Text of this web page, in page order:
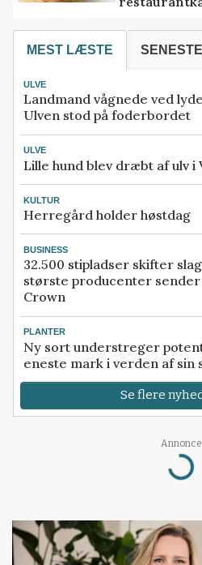
MEST LÆSTE
ULVE
Landmand vågnede ved
Ulven stod på foderbordet
ULVE
Lille hund blev dræbt af ulv i
KULTUR
Herregård holder høstdag
BUSINESS
32.500 stipladser skifter
største producenter sender
Crown
PLANTER
Ny sort understreger
eneste mark i verden af sin
Se flere
Annonce
Loading...